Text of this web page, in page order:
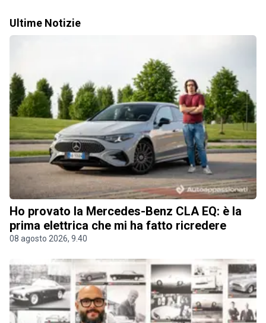
Ultime Notizie
Ho provato la Mercedes-Benz CLA EQ: è la
prima elettrica che mi ha fatto ricredere
08 agosto 2026, 9.40